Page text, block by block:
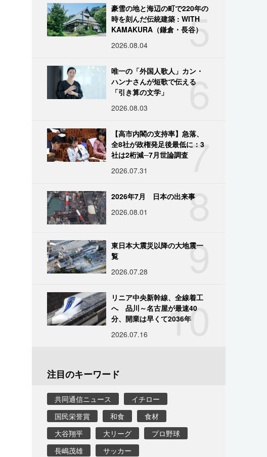
5
豪雪の地と海辺の町で220年の
時を刻んだ伝統建築 : WITH
KAMAKURA（鎌倉・長谷）
2026.08.04
6
唯一の「外国人歌人」カン・
ハンナさんが短歌で伝える
「引き算の文学」
2026.08.03
7
【高市内閣の支持率】急落、
全8社が政権発足後最低に：3
社は2桁減─7月世論調査
2026.07.31
8
2026年7月 日本の出来事
2026.08.01
9
東日本大震災以降の大地震一
覧
2026.07.28
10
リニア中央新幹線、全線着工
へ 品川～名古屋が最速40
分、開業は早くて2036年
2026.07.16
注目のキーワード
共同通信ニュース
イチロー
国民栄誉賞
和食
食材
大谷翔平
大リーグ
プロ野球
長嶋茂雄
サッカー